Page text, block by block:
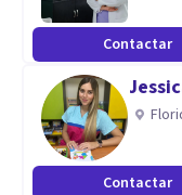
Mi forma de trabajo
conectar con
contacto con la
Contactar
Contactar